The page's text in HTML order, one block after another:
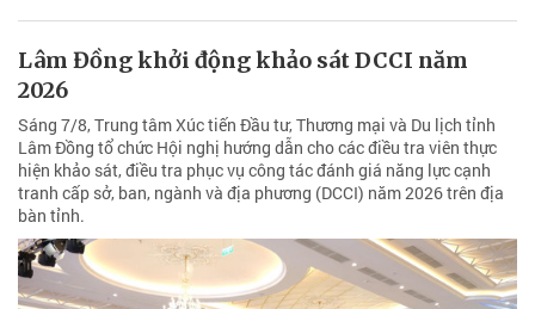
Lâm Đồng khởi động khảo sát DCCI năm
2026
Sáng 7/8, Trung tâm Xúc tiến Đầu tư, Thương mại và Du lịch tỉnh
Lâm Đồng tổ chức Hội nghị hướng dẫn cho các điều tra viên thực
hiện khảo sát, điều tra phục vụ công tác đánh giá năng lực cạnh
tranh cấp sở, ban, ngành và địa phương (DCCI) năm 2026 trên địa
bàn tỉnh.